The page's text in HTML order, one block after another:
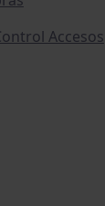
Accesos